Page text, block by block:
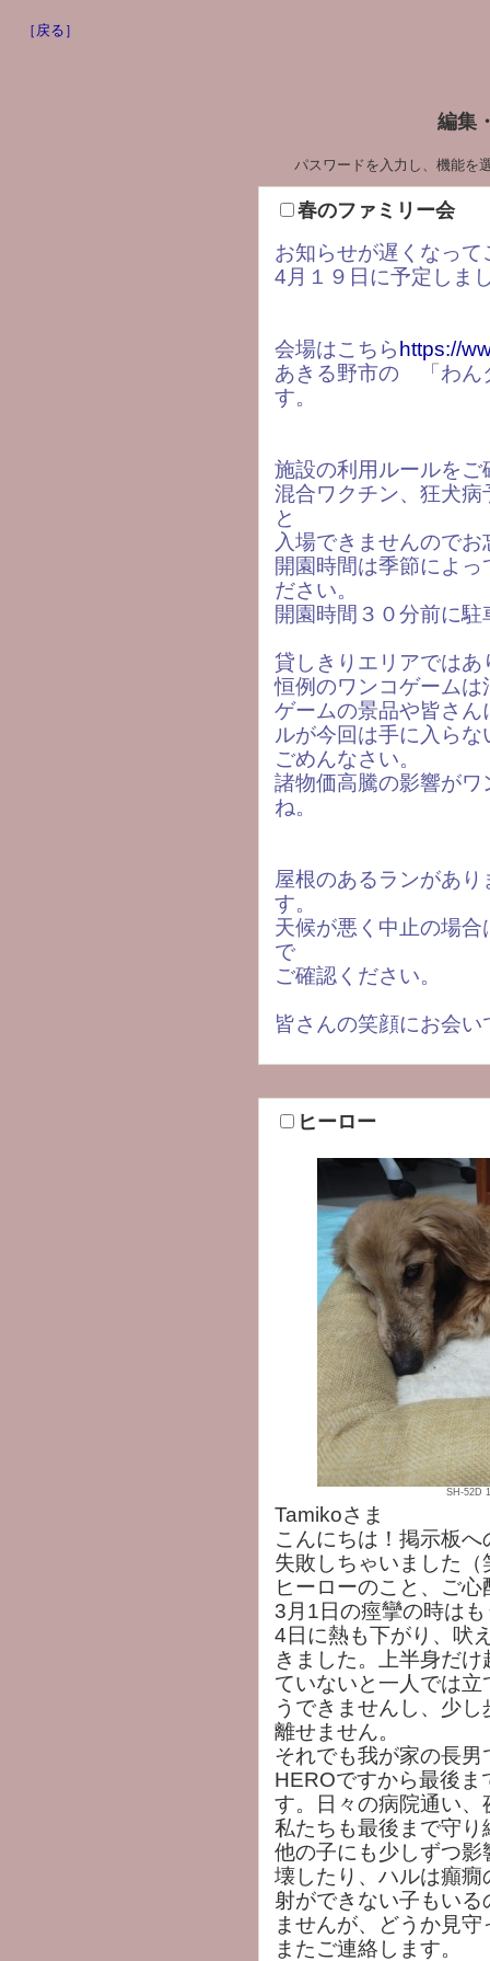
［戻る］
編集
パスワードを入力し、機能を
春のファミリー会
お知らせが遅くなっ
4月１９日に予定しま
会場はこちら https://
あきる野市の 「わん
す。
施設の利用ルールをご
混合ワクチン、狂犬
と
入場できませんので
開園時間は季節によ
ださい。
開園時間３０分前に
貸しきりエリアではあ
恒例のワンコゲーム
ゲームの景品や皆さ
ルが今回は手に入ら
ごめんなさい。
諸物価高騰の影響が
ね。
屋根のあるランがあ
す。
天候が悪く中止の場
で
ご確認ください。
皆さんの笑顔にお会
ヒーロー
SH-52D
Tamikoさま
こんにちは！掲示板
失敗しちゃいました（
ヒーローのこと、ご
3月1日の痙攣の時は
4日に熱も下がり、吠
きました。上半身だ
ていないと一人では
うできませんし、少
離せません。
それでも我が家の長
HEROですから最後ま
す。日々の病院通い
私たちも最後まで守り
他の子にも少しずつ
壊したり、ハルは癲
射ができない子もい
ませんが、どうか見
またご連絡します。